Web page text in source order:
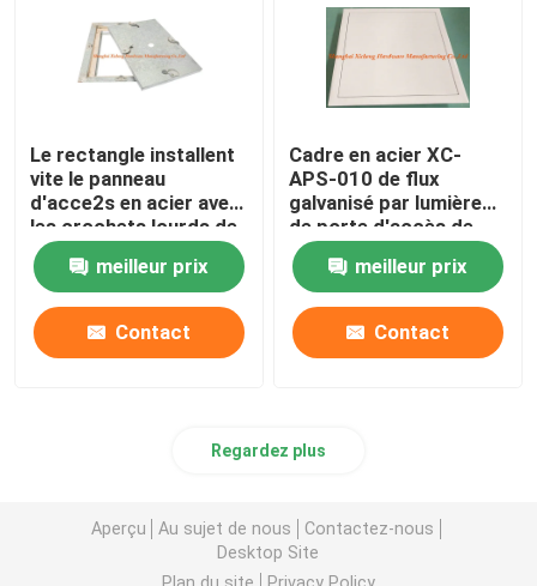
Le rectangle installent
vite le panneau
d'acce2s en acier avec
les crochets lourds de
la trappe quatre
meilleur prix
Contact
Cadre en acier XC-
APS-010 de flux
galvanisé par lumière
de porte d'accès de
trappe de plafond
meilleur prix
Contact
Regardez plus
Aperçu Au sujet de nous
Contactez-nous
Desktop Site
Plan du site
Privacy Policy